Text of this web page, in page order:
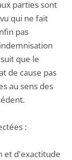
parties sont
qui ne fait
pas
que le
de cause pas
au sens des
:
et d'exactitude